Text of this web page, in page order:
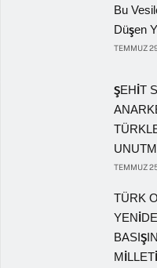
Bu
Düşen
TEMMUZ
ŞEHİT
TEMMUZ
TÜRK